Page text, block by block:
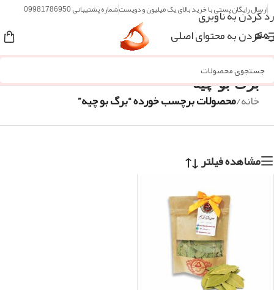
رد کردن به ناوبری
رد کردن به محتوای اصلی
ارسال رایگان پستی با خرید بالای یک میلیون و دویستشماره پشتیبانی 09981786950
منو
برگ بو چیه
خانه/محصولات برچسب خورده “برگ بو چیه”
مشاهده فیلتر